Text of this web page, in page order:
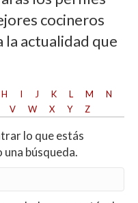
cocineros
la actualidad que
H I J K L M
N
V W X Y Z
lo que estás
búsqueda.